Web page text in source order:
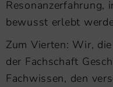
Resonanzerfahrung,
bewusst erlebt
Zum Vierten: Wir,
der Fachschaft
Fachwissen, den